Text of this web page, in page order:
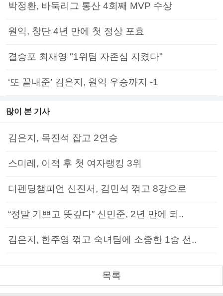
박정환, 바둑리그 통산 4회째 MVP 수상
원익, 창단 4년 만에 첫 정상 포효
결승포 최재영 "1위팀 자존심 지켰다"
‘또 끝내준’ 김은지, 원익 우승까지 -1
많이 본 기사
김은지, 목진석 잡고 2연승
스미레, 이적 후 첫 여자랭킹 3위
디펜딩챔피언 신진서, 김민석 꺾고 8강으로
“정말 기쁘고 뜻깊다” 신민준, 2년 만에 되..
김은지, 한주영 꺾고 숙녀팀에 소중한 1승 선..
목록